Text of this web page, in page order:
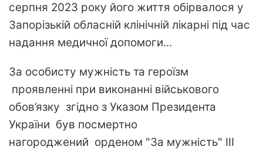
серпня 2023 року його життя обірвалося у
Запорізькій обласній клінічній лікарні під час
надання медичної допомоги...
За особисту мужність та героїзм
проявленні при виконанні військового
обов’язку згідно з Указом Президента
України був посмертно
нагороджений орденом "За мужність" ІІІ